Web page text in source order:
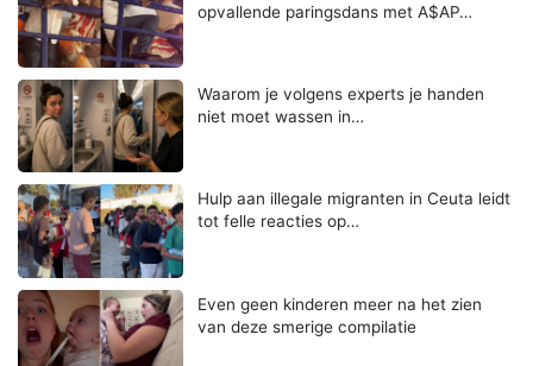
opvallende paringsdans met A$AP…
Waarom je volgens experts je handen
niet moet wassen in…
Hulp aan illegale migranten in Ceuta leidt
tot felle reacties op…
Even geen kinderen meer na het zien
van deze smerige compilatie